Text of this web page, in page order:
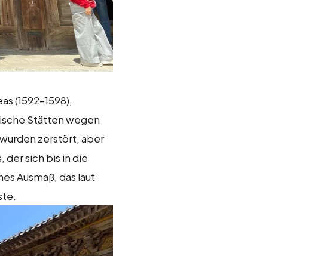
(1592–1598),
Stätten wegen
zerstört, aber
der sich bis in die
Ausmaß, das laut